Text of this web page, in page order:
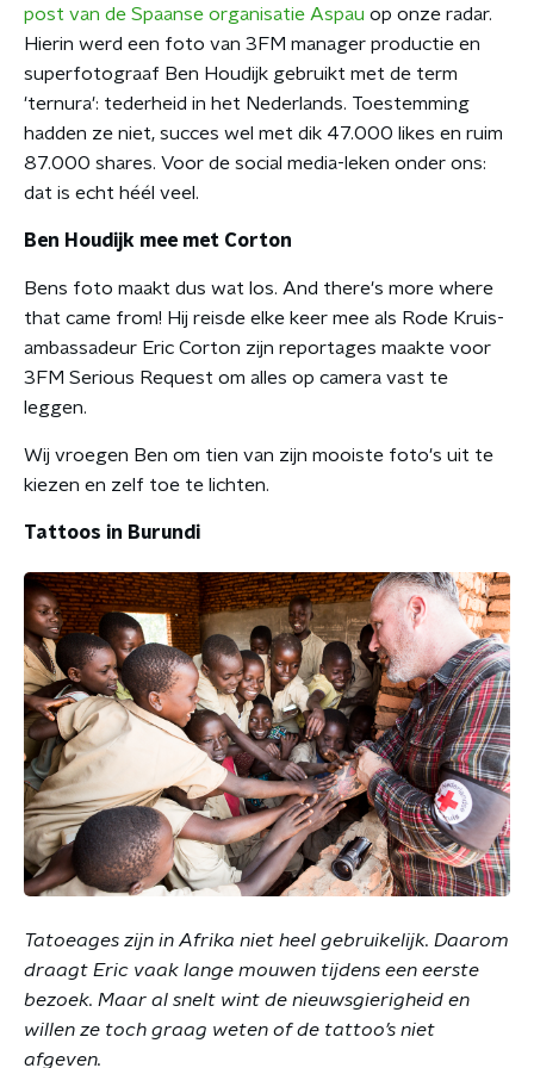
post van de Spaanse organisatie Aspau op onze radar.
Hierin werd een foto van 3FM manager productie en
superfotograaf Ben Houdijk gebruikt met de term
'ternura': tederheid in het Nederlands. Toestemming
hadden ze niet, succes wel met dik 47.000 likes en ruim
87.000 shares. Voor de social media-leken onder ons:
dat is echt héél veel.
Ben Houdijk mee met Corton
Bens foto maakt dus wat los. And there's more where
that came from! Hij reisde elke keer mee als Rode Kruis-
ambassadeur Eric Corton zijn reportages maakte voor
3FM Serious Request om alles op camera vast te
leggen.
Wij vroegen Ben om tien van zijn mooiste foto's uit te
kiezen en zelf toe te lichten.
Tattoos in Burundi
Tatoeages zijn in Afrika niet heel gebruikelijk. Daarom
draagt Eric vaak lange mouwen tijdens een eerste
bezoek. Maar al snelt wint de nieuwsgierigheid en
willen ze toch graag weten of de tattoo’s niet
afgeven.